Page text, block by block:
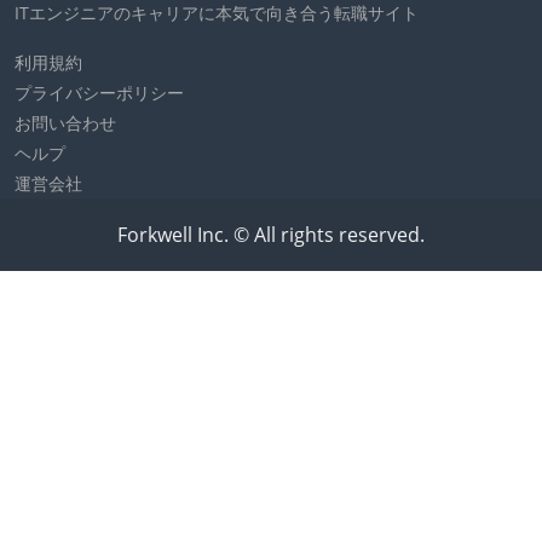
ITエンジニアのキャリアに本気で向き合う転職サイト
利用規約
プライバシーポリシー
お問い合わせ
ヘルプ
運営会社
Forkwell Inc. © All rights reserved.